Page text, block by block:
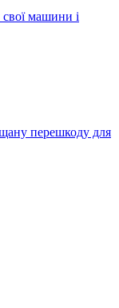
машини і
перешкоду для